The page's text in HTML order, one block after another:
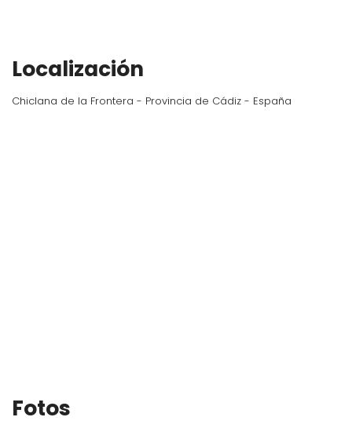
Localización
Chiclana de la Frontera - Provincia de Cádiz - España
Fotos